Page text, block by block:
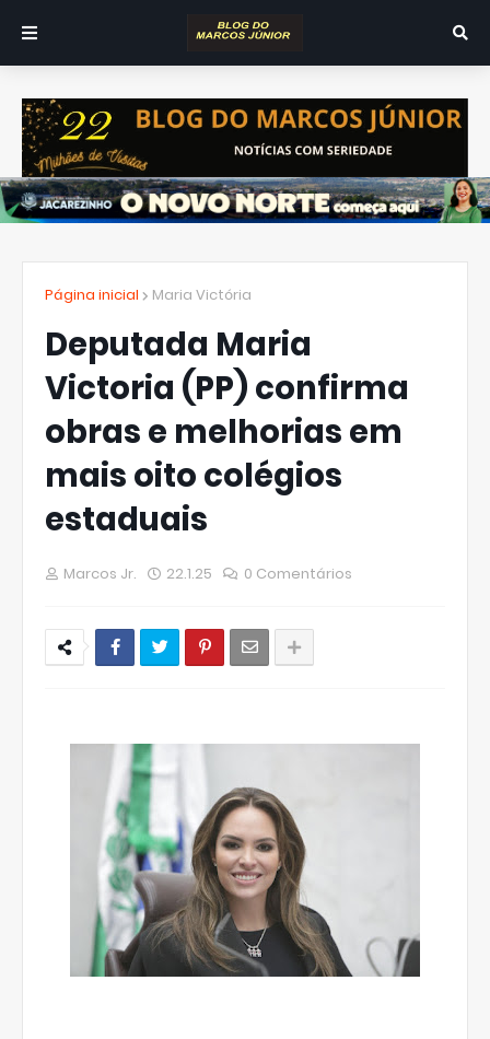
Página inicial Maria Victória
Deputada Maria
Victoria (PP) confirma
obras e melhorias em
mais oito colégios
estaduais
Marcos Jr. 22.1.25 0 Comentários